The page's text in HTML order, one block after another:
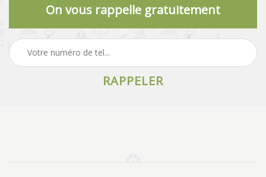
On vous rappelle gratuitement